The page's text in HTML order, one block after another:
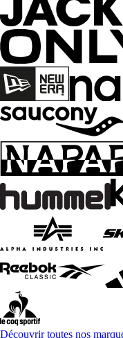
Découvrir toutes nos